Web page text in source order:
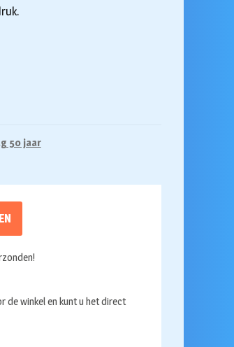
50 jaar
de winkel en kunt u het direct